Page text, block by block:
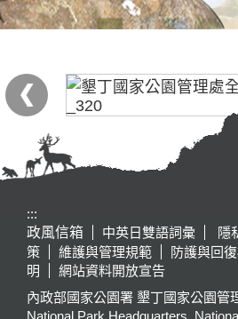
:::
政風信箱
中英日雙語詞彙 隱
策
維護與管理規範 防護與回
明
網站資料開放宣告
內政部國家公園署 墾丁國家公園管
National Park Headquarters,